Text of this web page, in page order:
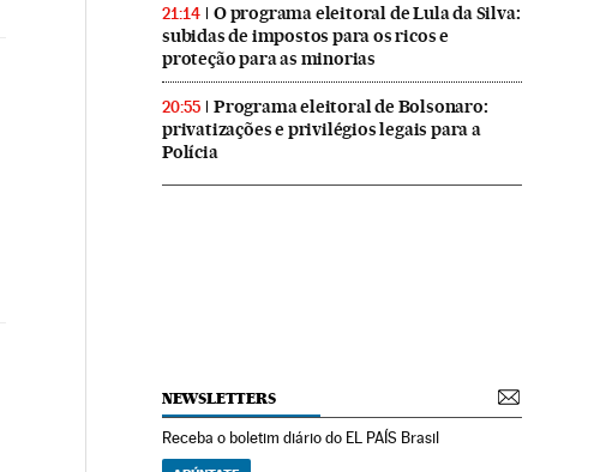
21:14
O programa eleitoral de Lula da Silva:
subidas de impostos para os ricos e
proteção para as minorias
20:55
Programa eleitoral de Bolsonaro:
privatizações e privilégios legais para a
Polícia
NEWSLETTERS
Receba o boletim diário do EL PAÍS Brasil